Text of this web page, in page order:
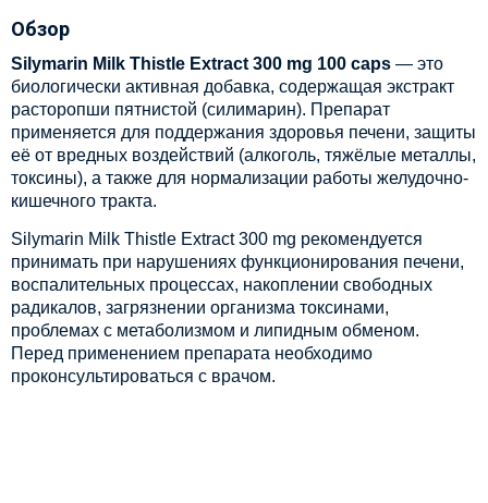
Обзор
Silymarin Milk Thistle Extract 300 mg 100 caps— это
биологически активная добавка, содержащая экстракт
расторопши пятнистой (силимарин). Препарат
применяется для поддержания здоровья печени, защиты
её от вредных воздействий (алкоголь, тяжёлые металлы,
токсины), а также для нормализации работы желудочно-
кишечного тракта.
Silymarin Milk Thistle Extract 300 mg рекомендуется
принимать при нарушениях функционирования печени,
воспалительных процессах, накоплении свободных
радикалов, загрязнении организма токсинами,
проблемах с метаболизмом и липидным обменом.
Перед применением препарата необходимо
проконсультироваться с врачом.